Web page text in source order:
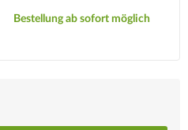
Bestellung ab sofort möglich